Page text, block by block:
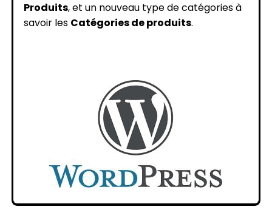
Produits, et un nouveau type de catégories à
savoir les Catégories de produits.